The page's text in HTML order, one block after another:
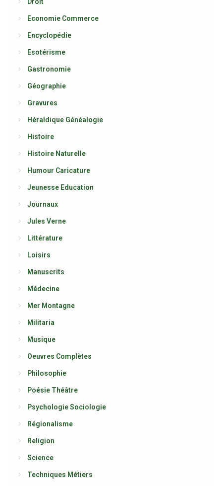
Economie Commerce
Encyclopédie
Esotérisme
Gastronomie
Géographie
Gravures
Héraldique Généalogie
Histoire
Histoire Naturelle
Humour Caricature
Jeunesse Education
Journaux
Jules Verne
Littérature
Loisirs
Manuscrits
Médecine
Mer Montagne
Militaria
Musique
Oeuvres Complètes
Philosophie
Poésie Théâtre
Psychologie Sociologie
Régionalisme
Religion
Science
Techniques Métiers